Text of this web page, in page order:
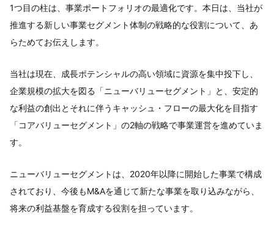
1つ目の柱は、事業ポートフォリオの最適化です。本日は、当社が
推進する新しい事業セグメント体制の戦略的な役割について、あ
らためてお伝えします。
当社は現在、成長ポテンシャルの高い領域に資源を集中投下し、
企業規模の拡大を図る「ニューバリューセグメント」と、安定的
な利益の創出とそれに伴うキャッシュ・フローの最大化を目指す
「コアバリューセグメント」の2軸の戦略で事業運営を進めていま
す。
ニューバリューセグメントは、2020年以降に開始した事業で構成
されており、今後もM&Aを通じて新たな事業を取り込みながら、
将来の利益基盤を育成する役割を担っています。